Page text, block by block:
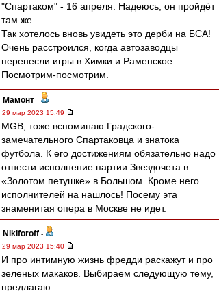
"Спартаком" - 16 апреля. Надеюсь, он пройдёт
там же.
Так хотелось вновь увидеть это дерби на БСА!
Очень расстроился, когда автозаводцы
перенесли игры в Химки и Раменское.
Посмотрим-посмотрим.
Мамонт -
29 мар 2023 15:49
MGB, тоже вспоминаю Градского-
замечательного Спартаковца и знатока
футбола. К его достижениям обязательно надо
отнести исполнение партии Звездочета в
«Золотом петушке» в Большом. Кроме него
исполнителей на нашлось! Посему эта
знаменитая опера в Москве не идет.
Nikiforoff -
29 мар 2023 15:40
И про интимную жизнь фредди раскажут и про
зеленых макаков. Выбираем следующую тему,
предлагаю.